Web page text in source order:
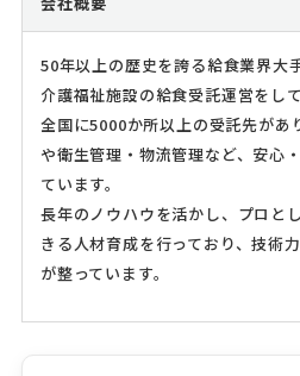
50年以上の歴史を誇る給食業界大
介護福祉施設の給食受託運営をして
全国に5000か所以上の受託先があ
や衛生管理・物流管理など、安心
ています。
長年のノウハウを活かし、プロと
きる人材育成を行っており、技術
が整っています。